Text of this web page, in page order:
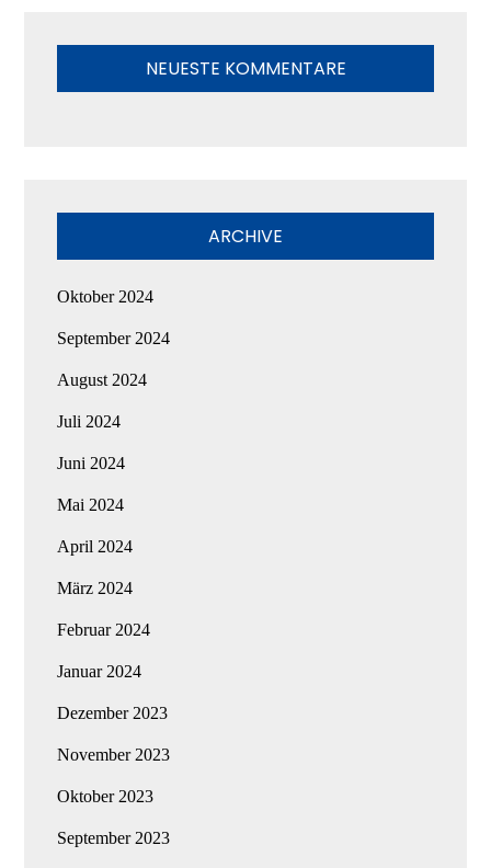
NEUESTE KOMMENTARE
ARCHIVE
Oktober 2024
September 2024
August 2024
Juli 2024
Juni 2024
Mai 2024
April 2024
März 2024
Februar 2024
Januar 2024
Dezember 2023
November 2023
Oktober 2023
September 2023